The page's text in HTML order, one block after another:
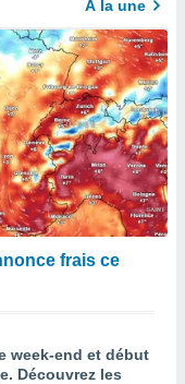
À la une
frais ce
week-end et début
Découvrez les